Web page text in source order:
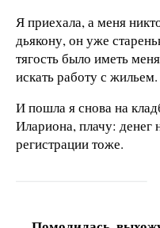
Я приехала, а меня
дьякону, он уже
тягость было иметь
искать работу с жильем.
И пошла я снова на
Илариона, плачу: денег
регистрации тоже.